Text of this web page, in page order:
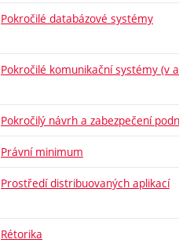
Pokročilé databázové systémy
Pokročilé komunikační systémy (v
Pokročilý návrh a zabezpečení
Právní minimum
Prostředí distribuovaných aplikací
Rétorika